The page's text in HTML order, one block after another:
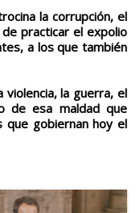
la corrupción, el
practicar el expolio
a los que también
violencia, la guerra, el
de esa maldad que
que gobiernan hoy el